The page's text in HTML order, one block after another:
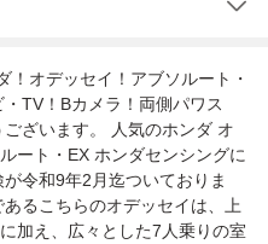
！オデッセイ！アブソルート・
TV！Bカメラ！両側パワス
ざいます。 人気のホンダ オ
ート・EX ホンダセンシングに
令和9年2月迄ついておりま
るこちらのオデッセイは、上
加え、広々とした7人乗りの室